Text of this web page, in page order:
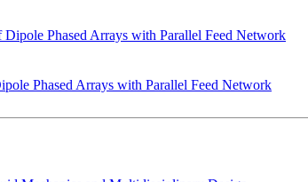
Phased Arrays with Parallel Feed Network